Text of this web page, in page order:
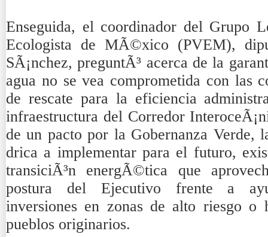
Enseguida, el coordinador del Grupo
Ecologista de MÃ©xico (PVEM),
SÃ¡nchez, preguntÃ³ acerca de la
agua no se vea comprometida con las
de rescate para la eficiencia
infraestructura del Corredor
de un pacto por la Gobernanza
drica a implementar para el futuro,
transiciÃ³n energÃ©tica que
postura del Ejecutivo frente a
inversiones en zonas de alto riesgo o
pueblos originarios.